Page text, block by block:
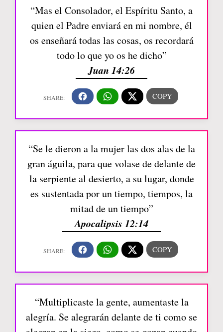
“Mas el Consolador, el Espíritu Santo, a
quien el Padre enviará en mi nombre, él
os enseñará todas las cosas, os recordará
todo lo que yo os he dicho”
Juan 14:26
“Se le dieron a la mujer las dos alas de la
gran águila, para que volase de delante de
la serpiente al desierto, a su lugar, donde
es sustentada por un tiempo, tiempos, la
mitad de un tiempo”
Apocalipsis 12:14
“Multiplicaste la gente, aumentaste la
alegría. Se alegrarán delante de ti como se